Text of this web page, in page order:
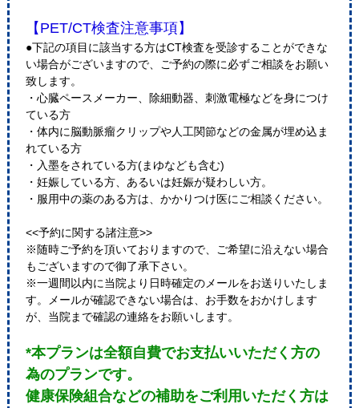
【PET/CT検査注意事項】
●下記の項目に該当する方はCT検査を受診することができな
い場合がございますので、ご予約の際に必ずご相談をお願い
致します。
・心臓ペースメーカー、除細動器、刺激電極などを身につけ
ている方
・体内に脳動脈瘤クリップや人工関節などの金属が埋め込ま
れている方
・入墨をされている方(まゆなども含む)
・妊娠している方、あるいは妊娠が疑わしい方。
・服用中の薬のある方は、かかりつけ医にご相談ください。
<<予約に関する諸注意>>
※随時ご予約を頂いておりますので、ご希望に沿えない場合
もございますので御了承下さい。
※一週間以内に当院より日時確定のメールをお送りいたしま
す。メールが確認できない場合は、お手数をおかけします
が、当院まで確認の連絡をお願いします。
*本プランは全額自費でお支払いいただく方の
為のプランです。
健康保険組合などの補助をご利用いただく方は